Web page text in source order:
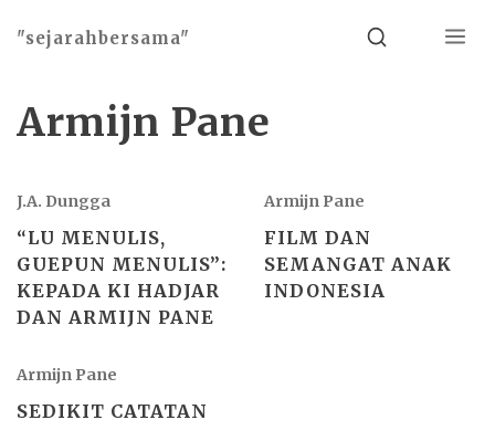
"sejarahbersama" Search Menu
Armijn Pane
J.A. Dungga
“LU MENULIS,
GUEPUN MENULIS”:
KEPADA KI HADJAR
DAN ARMIJN PANE
Armijn Pane
FILM DAN
SEMANGAT ANAK
INDONESIA
Armijn Pane
SEDIKIT CATATAN